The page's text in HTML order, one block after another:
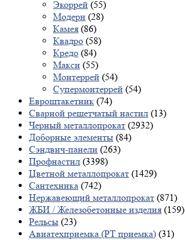
Экоррей (55)
Модерн (28)
Камея (86)
Квадро (58)
Кредо (84)
Макси (55)
Монтеррей (54)
Супермонтеррей (54)
Евроштакетник (74)
Сварной решетчатый настил (13)
Черный металлопрокат (2932)
Доборные элементы (84)
Сэндвич-панели (263)
Профнастил (3398)
Цветной металлопрокат (1429)
Сантехника (742)
Нержавеющий металлопрокат (871)
ЖБИ / Железобетонные изделия (159)
Рельсы (23)
Авиатехприемка (РТ приемка) (31)